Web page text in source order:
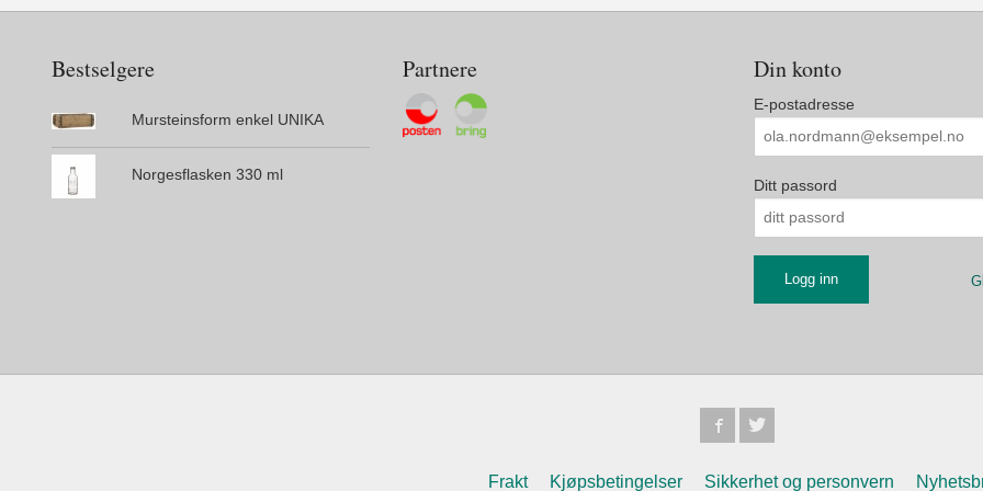
Bestselgere
Mursteinsform enkel UNIKA
Norgesflasken 330 ml
Partnere Din konto
E-postadresse
Ditt passord
Frakt Kjøpsbetingelser Sikkerhet og personvern